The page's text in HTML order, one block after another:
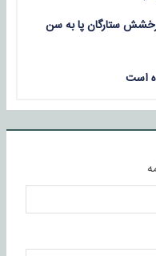
ستارگان پا به سن
است